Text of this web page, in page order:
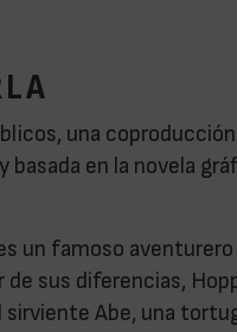
una
en la novela
un famoso
de sus diferencias,
Abe, una